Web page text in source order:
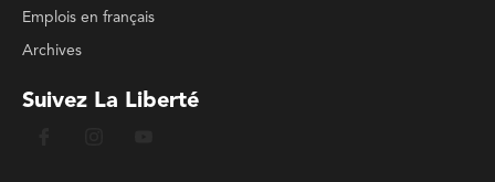
Emplois en français
Archives
Suivez La Liberté